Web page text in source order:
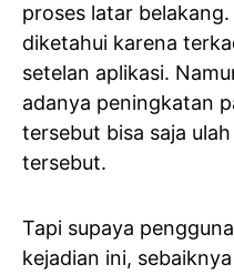
proses latar
diketahui karena
setelan aplikasi.
adanya peningkatan
tersebut bisa saja
tersebut.
Tapi supaya
kejadian ini,